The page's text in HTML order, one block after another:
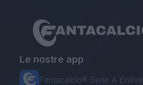
Le nostre app
Fantacalcio® Serie A Enilive